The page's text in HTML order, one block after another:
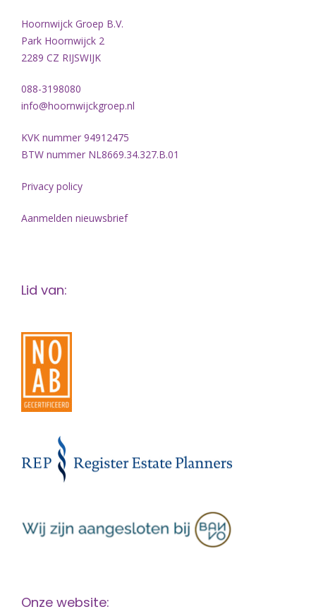
Hoornwijck Groep B.V.
Park Hoornwijck 2
2289 CZ RIJSWIJK
088-3198080
info@hoornwijckgroep.nl
KVK nummer 94912475
BTW nummer NL8669.34.327.B.01
Privacy policy
Aanmelden nieuwsbrief
Lid van:
Onze website: